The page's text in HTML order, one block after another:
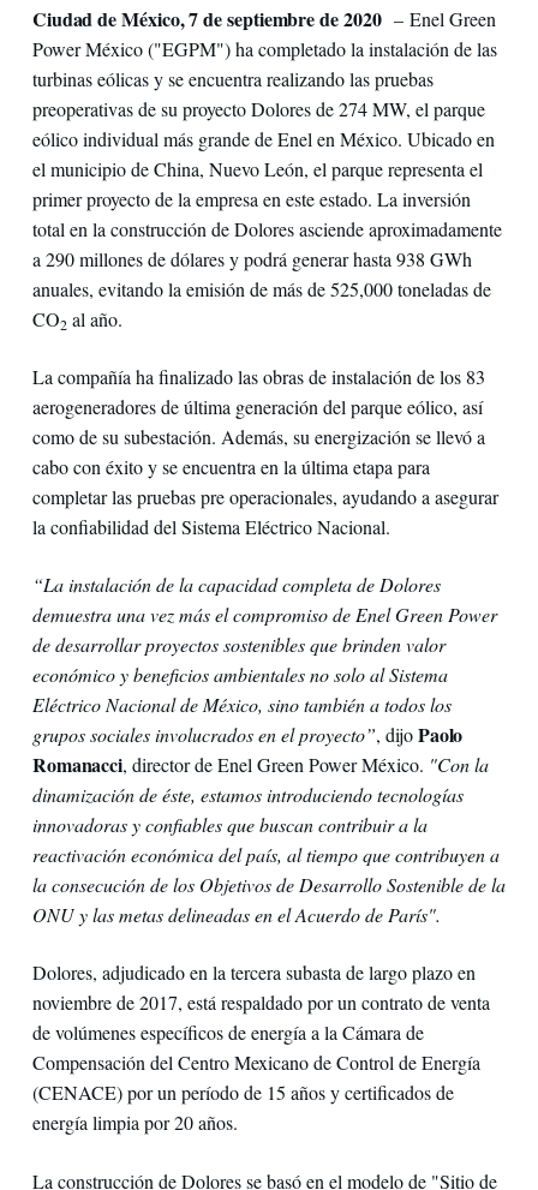
Ciudad de México, 7 de septiembre de 2020 – Enel Green
Power México ("EGPM") ha completado la instalación de las
turbinas eólicas y se encuentra realizando las pruebas
preoperativas de su proyecto Dolores de 274 MW, el parque
eólico individual más grande de Enel en México. Ubicado en
el municipio de China, Nuevo León, el parque representa el
primer proyecto de la empresa en este estado. La inversión
total en la construcción de Dolores asciende aproximadamente
a 290 millones de dólares y podrá generar hasta 938 GWh
anuales, evitando la emisión de más de 525,000 toneladas de
CO2 al año.
La compañía ha finalizado las obras de instalación de los 83
aerogeneradores de última generación del parque eólico, así
como de su subestación. Además, su energización se llevó a
cabo con éxito y se encuentra en la última etapa para
completar las pruebas pre operacionales, ayudando a asegurar
la confiabilidad del Sistema Eléctrico Nacional.
“La instalación de la capacidad completa de Dolores
demuestra una vez más el compromiso de Enel Green Power
de desarrollar proyectos sostenibles que brinden valor
económico y beneficios ambientales no solo al Sistema
Eléctrico Nacional de México, sino también a todos los
grupos sociales involucrados en el proyecto”, dijoPaolo
Romanacci, director de Enel Green Power México. "Con la
dinamización de éste, estamos introduciendo tecnologías
innovadoras y confiables que buscan contribuir a la
reactivación económica del país, al tiempo que contribuyen a
la consecución de los Objetivos de Desarrollo Sostenible de la
ONU y las metas delineadas en el Acuerdo de París".
Dolores, adjudicado en la tercera subasta de largo plazo en
noviembre de 2017, está respaldado por un contrato de venta
de volúmenes específicos de energía a la Cámara de
Compensación del Centro Mexicano de Control de Energía
(CENACE) por un período de 15 años y certificados de
energía limpia por 20 años.
La construcción de Dolores se basó en el modelo de "Sitio de